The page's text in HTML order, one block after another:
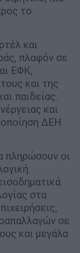
το
και
πλαφόν σε
ΕΦΚ,
και της
παιδείας.
και
ΔΕΗ
πληρώσουν οι
στα
σε
και μεγάλα